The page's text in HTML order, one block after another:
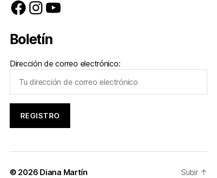
Facebook
Instagram
YouTube
Boletín
Dirección de correo electrónico:
© 2026 Diana Martín Subir ↑